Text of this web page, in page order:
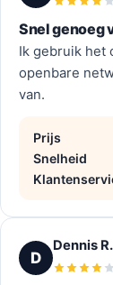
Snel genoeg
Ik gebruik het
openbare
van.
Prijs
Snelheid
D
Dennis R.